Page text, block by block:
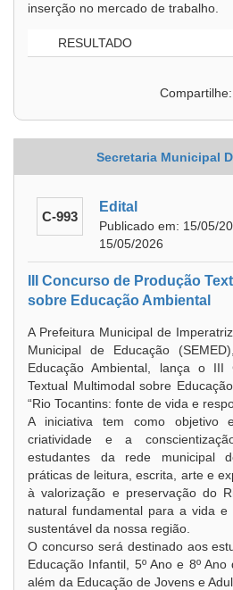
inserção no mercado de trabalho.
RESULTADO
Compartilhe:
Secretaria Municipal
C-993
Edital
Publicado em: 15/05/
15/05/2026
III Concurso de Produção
sobre Educação Ambiental
A Prefeitura Municipal de
Municipal de Educação
Educação Ambiental, lança o III
Textual Multimodal sobre
“Rio Tocantins: fonte de vida e
A iniciativa tem como objetivo
criatividade e a
estudantes da rede municipal
práticas de leitura, escrita, arte e
à valorização e preservação do
natural fundamental para a vida e
sustentável da nossa região.
O concurso será destinado aos
Educação Infantil, 5º Ano e 8º
além da Educação de Jovens e